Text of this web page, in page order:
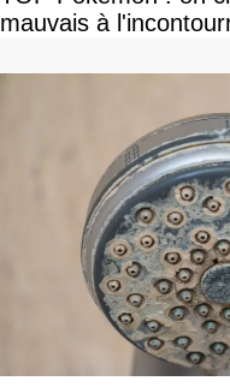
mauvais à